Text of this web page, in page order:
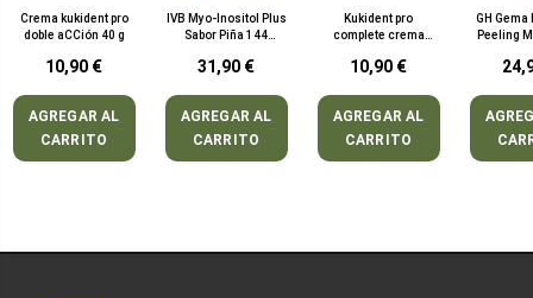
Crema kukident pro
doble aCCión 40 g
10,90 €
AGREGAR AL
CARRITO
IVB Myo-Inositol Plus
Sabor Piña 144
31,90 €
AGREGAR AL
CARRITO
Kukident pro
complete crema
sabor neutro 47 g
10,90 €
AGREGAR AL
CARRITO
GH
Peeling